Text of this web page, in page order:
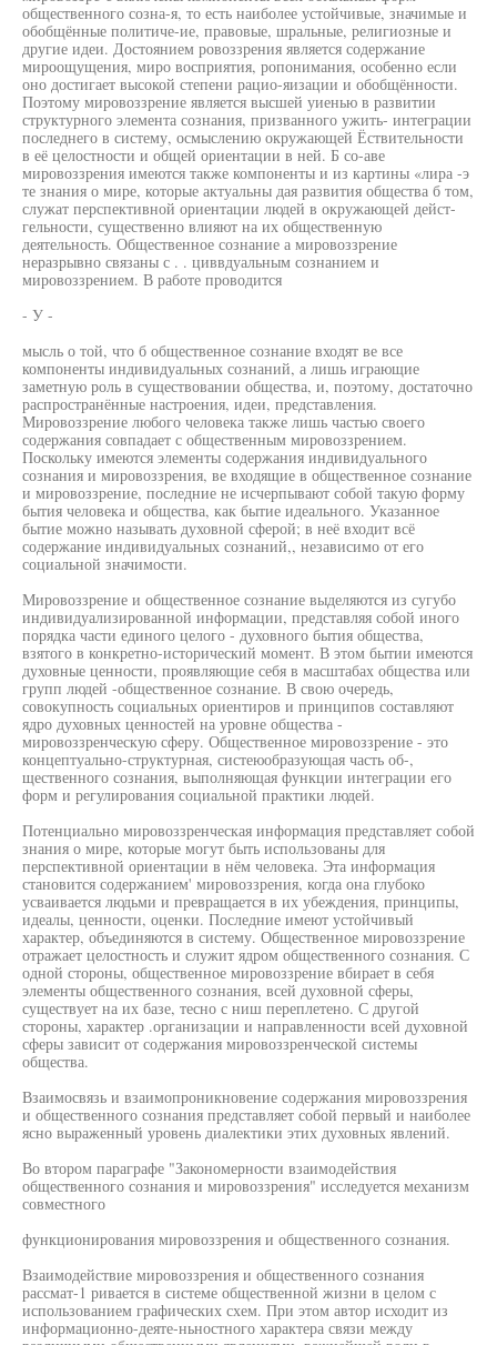
общественного созна-я, то есть наиболее устойчивые, значимые и
обобщённые политиче-ие, правовые, шральные, религиозные и
другие идеи. Достоянием ровоззрения является содержание
мироощущения, миро восприятия, ропонимания, особенно если
оно достигает высокой степени рацио-яизации и обобщённости.
Поэтому мировоззрение является высшей уиенью в развитии
структурного элемента сознания, призванного ужить- интеграции
последнего в систему, осмыслению окружающей Ёствительности
в её целостности и общей ориентации в ней. Б со-аве
мировоззрения имеются также компоненты и из картины «лира -э
те знания о мире, которые актуальны дая развития общества б том,
служат перспективной ориентации людей в окружающей дейст-
гельности, существенно влияют на их общественную
деятельность. Общественное сознание а мировоззрение
неразрывно связаны с . . циввдуальным сознанием и
мировоззрением. В работе проводится
- У -
мысль о той, что б общественное сознание входят ве все
компоненты индивидуальных сознаний, а лишь играющие
заметную роль в существовании общества, и, поэтому, достаточно
распространённые настроения, идеи, представления.
Мировоззрение любого человека также лишь частью своего
содержания совпадает с общественным мировоззрением.
Поскольку имеются элементы содержания индивидуального
сознания и мировоззрения, ве входящие в общественное сознание
и мировоззрение, последние не исчерпывают собой такую форму
бытия человека и общества, как бытие идеального. Указанное
бытие можно называть духовной сферой; в неё входит всё
содержание индивидуальных сознаний,, независимо от его
социальной значимости.
Мировоззрение и общественное сознание выделяются из сугубо
индивидуализированной информации, представляя собой иного
порядка части единого целого - духовного бытия общества,
взятого в конкретно-исторический момент. В этом бытии имеются
духовные ценности, проявляющие себя в масштабах общества или
групп людей -общественное сознание. В свою очередь,
совокупность социальных ориентиров и принципов составляют
ядро духовных ценностей на уровне общества -
мировоззренческую сферу. Общественное мировоззрение - это
концептуально-структурная, систеюобразующая часть об-,
щественного сознания, выполняющая функции интеграции его
форм и регулирования социальной практики людей.
Потенциально мировоззренческая информация представляет собой
знания о мире, которые могут быть использованы для
перспективной ориентации в нём человека. Эта информация
становится содержанием' мировоззрения, когда она глубоко
усваивается людьми и превращается в их убеждения, принципы,
идеалы, ценности, оценки. Последние имеют устойчивый
характер, объединяются в систему. Общественное мировоззрение
отражает целостность и служит ядром общественного сознания. С
одной стороны, общественное мировоззрение вбирает в себя
элементы общественного сознания, всей духовной сферы,
существует на их базе, тесно с ниш переплетено. С другой
стороны, характер .организации и направленности всей духовной
сферы зависит от содержания мировоззренческой системы
общества.
Взаимосвязь и взаимопроникновение содержания мировоззрения
и общественного сознания представляет собой первый и наиболее
ясно выраженный уровень диалектики этих духовных явлений.
Во втором параграфе "Закономерности взаимодействия
общественного сознания и мировоззрения" исследуется механизм
совместного
функционирования мировоззрения и общественного сознания.
Взаимодействие мировоззрения и общественного сознания
рассмат-1 ривается в системе общественной жизни в целом с
использованием графических схем. При этом автор исходит из
информационно-деяте-ньностного характера связи между